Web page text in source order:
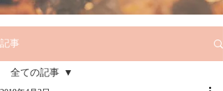
記事
全ての記事